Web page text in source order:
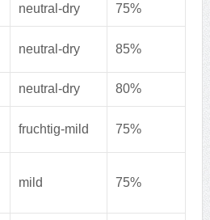
neutral-dry 75%
neutral-dry 85%
neutral-dry 80%
fruchtig-mild 75%
mild 75%